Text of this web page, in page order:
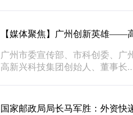
【媒体聚焦】广州创新英雄——
广州市委宣传部、市科创委、广
高新兴科技集团创始人、董事长
国家邮政局局长马军胜：外资快